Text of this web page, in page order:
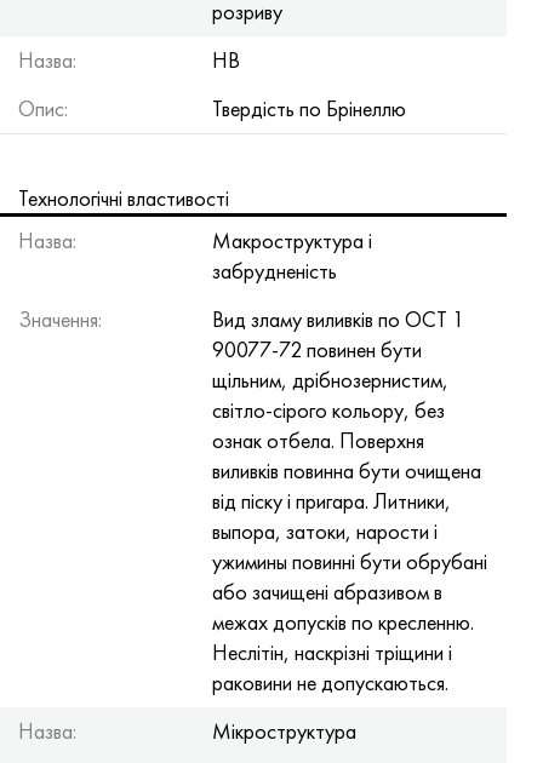
розриву
Назва:
HB
Опис:
Твердість по Брінеллю
Технологічні властивості
Назва:
Макроструктура і
забрудненість
Значення:
Вид зламу виливків по ОСТ 1
90077-72 повинен бути
щільним, дрібнозернистим,
світло-сірого кольору, без
ознак отбела. Поверхня
виливків повинна бути очищена
від піску і пригара. Литники,
выпора, затоки, нарости і
ужимины повинні бути обрубані
або зачищені абразивом в
межах допусків по кресленню.
Неслітін, наскрізні тріщини і
раковини не допускаються.
Назва:
Мікроструктура
Нимоник 263
Haynes 25
Хайнс 188
Haynes 230
Хастеллой b2
Хастеллой x
Лист, круг, дріт Н70МФВ
AM-355 - ams 5547
Сustom 450® - uns S45000
Greek Ascoloy 418
Труба корозійно-стійка
50Х14МФ
65Х13
90Х18МФ
95Х18
ас35г2, 36smnpb14, 1.0765
38х2н2ма, 34CrNiMo6, 40NiCrMo7
40хн2ма, 34CrNiMo4, 36hnm
38ХС, 37hs
38ХА, 37Cr4, aisi 5135
38ХН3МФА, 35nicrmov12-5
40Г, 40Mn4, aisi 1035
38ХМ, 42CrMo4, aisi 1.7225
40ХН, 36NiCr6, aisi 3135
40ХФА, 1.7223, aisi 4142
45ХН2МФА, k2425, 45hnmf
А40Г, 44smn28, 1.0762, 46s20